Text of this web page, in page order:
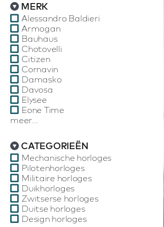
MERK
Alessandro Baldieri
Armogan
Bauhaus
Chotovelli
Citizen
Cornavin
Damasko
Davosa
Elysee
Eone Time
meer...
CATEGORIEËN
Mechanische horloges
Pilotenhorloges
Militaire horloges
Duikhorloges
Zwitserse horloges
Duitse horloges
Design horloges